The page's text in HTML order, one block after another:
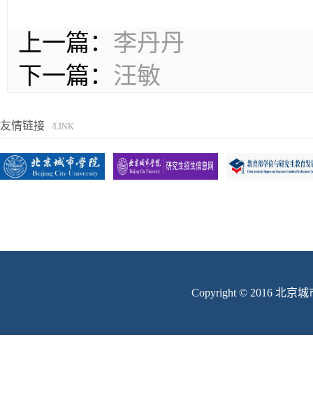
上一篇： 李丹丹
下一篇： 汪敏
友情链接 /LINK
Copyright © 2016 北京